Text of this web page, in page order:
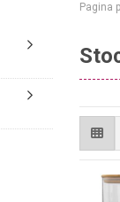
Pagina